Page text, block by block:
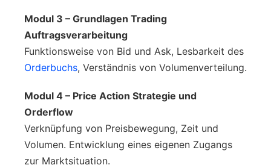
Modul 3 – Grundlagen Trading
Auftragsverarbeitung
Funktionsweise von Bid und Ask, Lesbarkeit des
Orderbuchs, Verständnis von Volumenverteilung.
Modul 4 – Price Action Strategie und
Orderflow
Verknüpfung von Preisbewegung, Zeit und
Volumen. Entwicklung eines eigenen Zugangs
zur Marktsituation.